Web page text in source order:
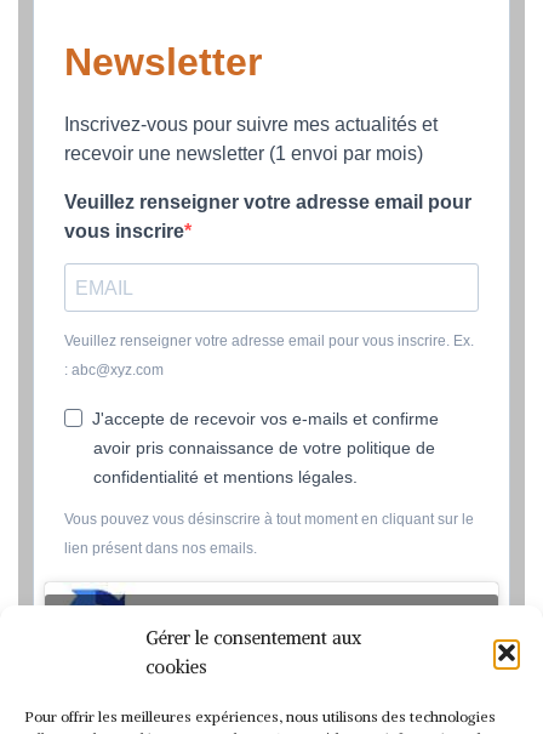
Gérer le consentement aux
cookies
Pour offrir les meilleures expériences, nous utilisons des technologies
Newsletter
Inscrivez-vous pour suivre mes actualités et
recevoir une newsletter (1 envoi par mois)
Veuillez renseigner votre adresse email pour
vous inscrire
Veuillez renseigner votre adresse email pour vous inscrire. Ex.
: abc@xyz.com
J'accepte de recevoir vos e-mails et confirme
avoir pris connaissance de votre politique de
confidentialité et mentions légales.
Vous pouvez vous désinscrire à tout moment en cliquant sur le
lien présent dans nos emails.
contenu